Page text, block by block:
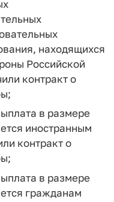
находящихся
Российской
контракт о
в размере
иностранным
контракт о
в размере
гражданам